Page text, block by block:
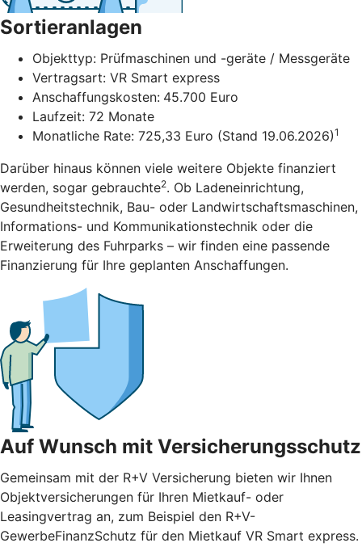
Sortieranlagen
Objekttyp: Prüfmaschinen und -geräte / Messgeräte
Vertragsart: VR Smart express
Anschaffungskosten: 45.700 Euro
Laufzeit: 72 Monate
Monatliche Rate: 725,33 Euro (Stand 19.06.2026)1
Darüber hinaus können viele weitere Objekte finanziert
werden, sogar gebrauchte2. Ob Ladeneinrichtung,
Gesundheitstechnik, Bau- oder Landwirtschaftsmaschinen,
Informations- und Kommunikationstechnik oder die
Erweiterung des Fuhrparks – wir finden eine passende
Finanzierung für Ihre geplanten Anschaffungen.
Auf Wunsch mit Versicherungsschutz
Gemeinsam mit der R+V Versicherung bieten wir Ihnen
Objektversicherungen für Ihren Mietkauf- oder
Leasingvertrag an, zum Beispiel den R+V-
GewerbeFinanzSchutz für den Mietkauf VR Smart express.